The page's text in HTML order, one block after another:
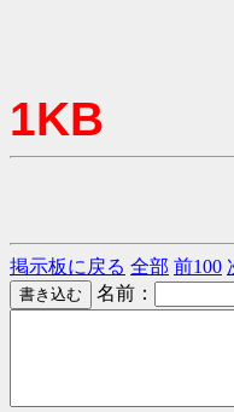
1KB
掲示板に戻る 全部 前100
名前：